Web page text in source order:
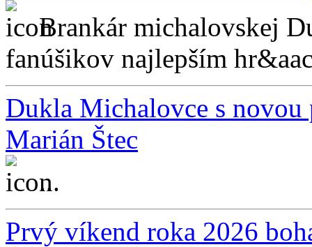
Brankár michalovskej
fanúšikov najlepším
Dukla Michalovce s novou
Marián Štec
...
Prvý víkend roka 2026